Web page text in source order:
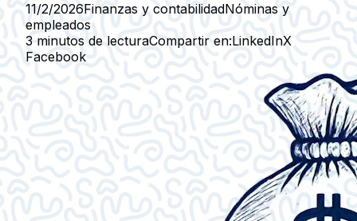
11/2/2026Finanzas y contabilidadNóminas y
empleados
3 minutos de lecturaCompartir en:LinkedInX
Facebook